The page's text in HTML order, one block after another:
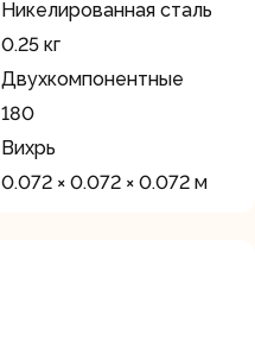
Никелированная сталь
0.25 кг
Двухкомпонентные
180
Вихрь
0.072 × 0.072 × 0.072 м